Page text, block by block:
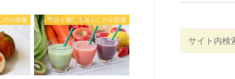
の小部屋 季節を感じる暮らしの小部屋